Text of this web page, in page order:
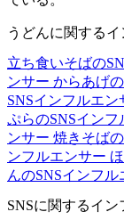
うどんに関する
立ち食いそばの
ンサー からあげ
SNSインフルエン
ぷらのSNSインフ
ンサー 焼きそば
ンフルエンサー
んのSNSインフル
SNSに関するイン